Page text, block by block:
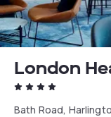
London
Bath Road,